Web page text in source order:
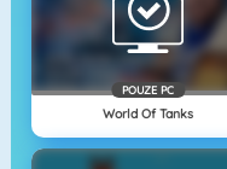
POUZE PC
World Of Tanks